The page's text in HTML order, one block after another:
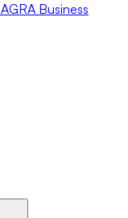
AGRA Business